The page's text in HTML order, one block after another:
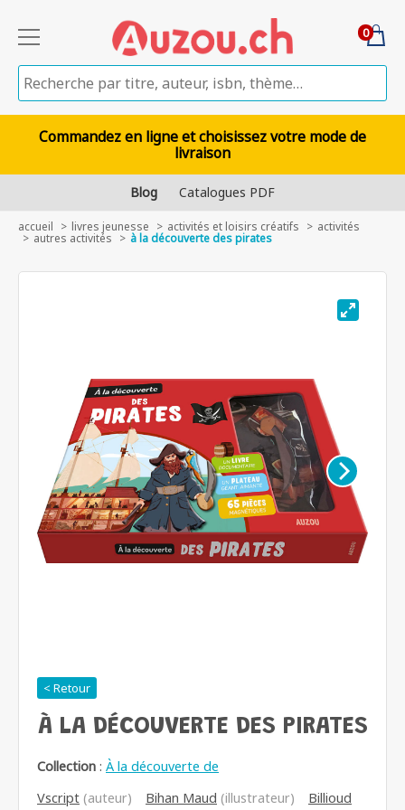
0
Commandez en ligne et choisissez votre mode de
livraison
Blog Catalogues PDF
accueil livres jeunesse activités et loisirs créatifs activités
autres activités à la découverte des pirates
< Retour
À LA DÉCOUVERTE DES PIRATES
Collection : À la découverte de
Vscript (auteur) Bihan Maud (illustrateur)
Billioud